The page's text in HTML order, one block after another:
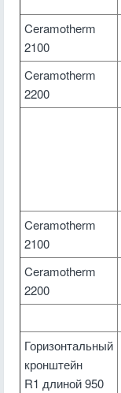
Ceramotherm
2100
Ceramotherm
2200
Ceramotherm
2100
Ceramotherm
2200
Горизонтальный
кронштейн
R1 длиной 950